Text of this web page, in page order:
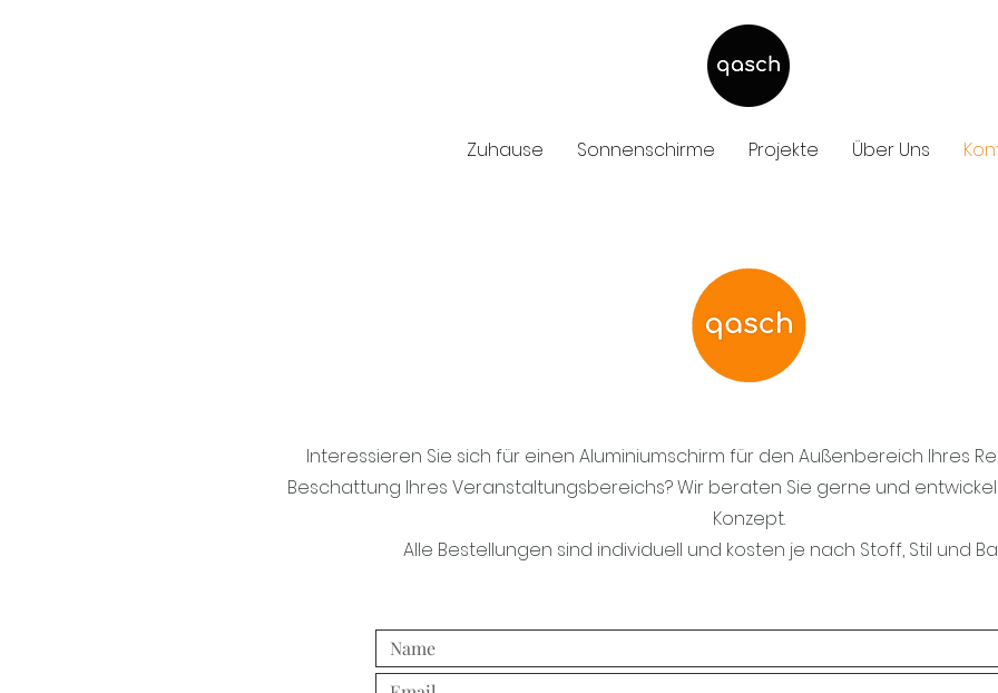
Zuhause Sonnenschirme Projekte Über Uns
Interessieren Sie sich für einen Aluminiumschirm für den Außenbereich Ihres
Beschattung Ihres Veranstaltungsbereichs? Wir beraten Sie gerne und
Konzept.
Alle Bestellungen sind individuell und kosten je nach Stoff, Stil und